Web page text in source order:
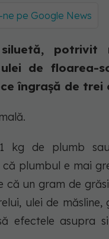
pe Google News
potrivit
de floarea-
îngrașă de trei
1 kg de plumb
plumbul e mai
că un gram de
ulei de măsline,
efectele asupra